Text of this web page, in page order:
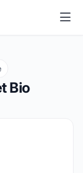
Bio
: 9,7 sur